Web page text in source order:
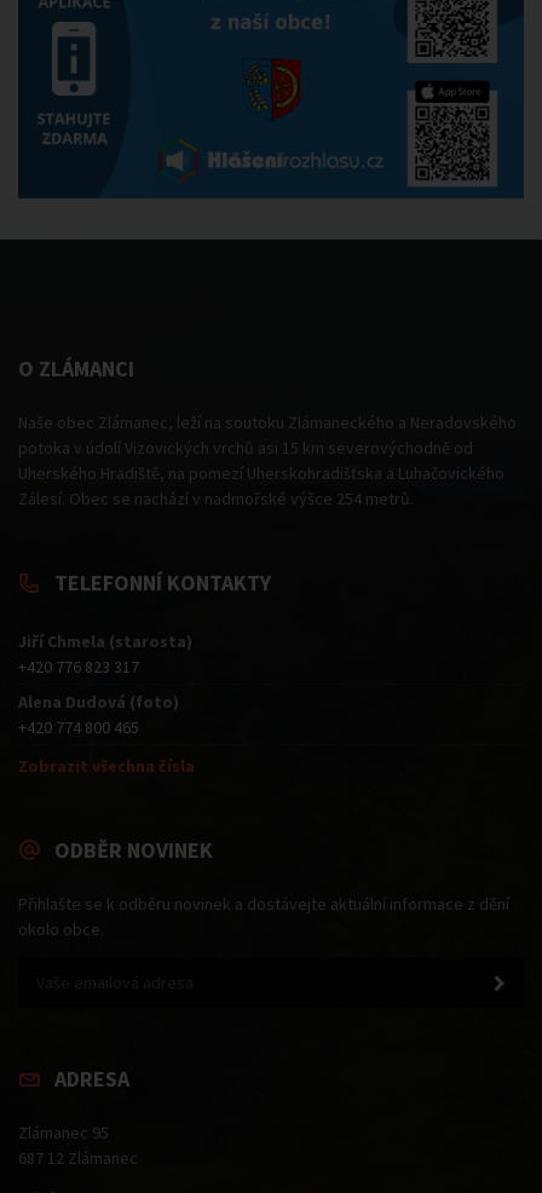
O ZLÁMANCI
Naše obec Zlámanec, leží na soutoku Zlámaneckého a Neradovského
potoka v údolí Vizovických vrchů asi 15 km severovýchodně od
Uherského Hradiště, na pomezí Uherskohradišťska a Luhačovického
Zálesí. Obec se nachází v nadmořské výšce 254 metrů.
TELEFONNÍ KONTAKTY
Jiří Chmela (starosta)
+420 776 823 317
Alena Dudová (foto)
+420 774 800 465
Zobrazit všechna čísla
ODBĚR NOVINEK
Přihlašte se k odběru novinek a dostávejte aktuální informace z dění
okolo obce.
ADRESA
Zlámanec 95
687 12 Zlámanec